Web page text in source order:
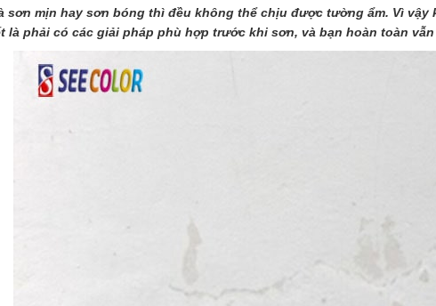
sơn mịn hay sơn bóng thì đều không thể chịu được tường ẩm. Vì
là phải có các giải pháp phù hợp trước khi sơn, và bạn hoàn toàn